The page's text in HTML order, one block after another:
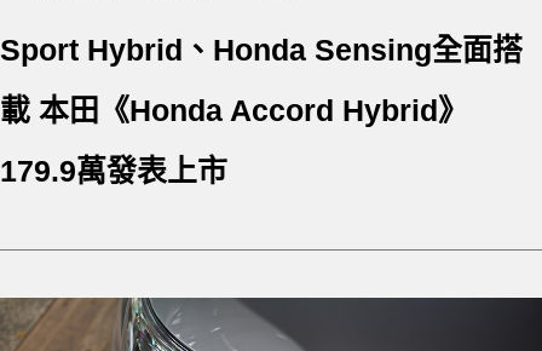
Sport Hybrid、Honda Sensing全面搭
載 本田《Honda Accord Hybrid》
179.9萬發表上市